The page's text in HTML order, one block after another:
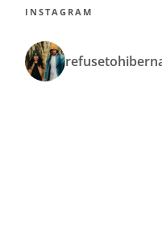
INSTAGRAM